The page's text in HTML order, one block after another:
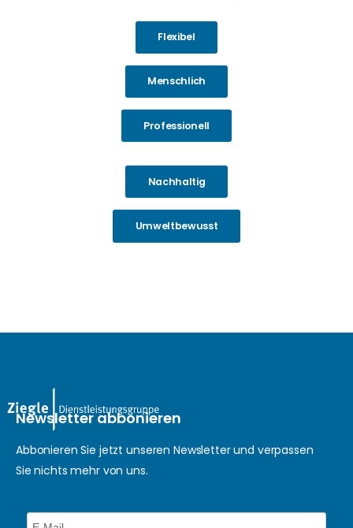
Flexibel
Menschlich
Professionell
Nachhaltig
Umweltbewusst
Newsletter abbonieren
Abbonieren Sie jetzt unseren Newsletter und verpassen
Sie nichts mehr von uns.